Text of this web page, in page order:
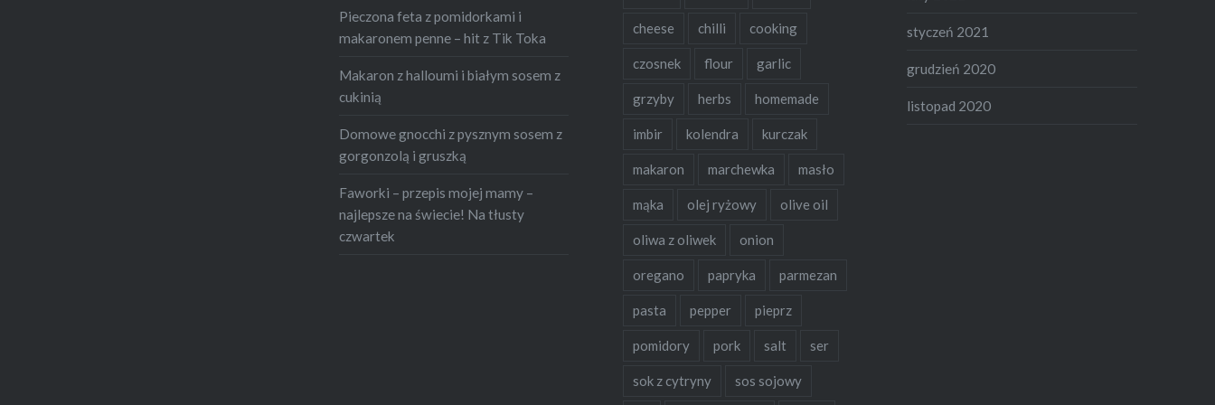
Pieczona feta z pomidorkami i
makaronem penne – hit z Tik Toka
Makaron z halloumi i białym sosem z
cukinią
Domowe gnocchi z pysznym sosem z
gorgonzolą i gruszką
Faworki – przepis mojej mamy –
najlepsze na świecie! Na tłusty
czwartek
cheese chilli cooking
czosnek flour garlic
grzyby herbs homemade
imbir kolendra kurczak
makaron marchewka masło
mąka olej ryżowy olive oil
oliwa z oliwek onion
oregano papryka parmezan
pasta pepper pieprz
pomidory pork salt ser
sok z cytryny sos sojowy
styczeń 2021
grudzień 2020
listopad 2020